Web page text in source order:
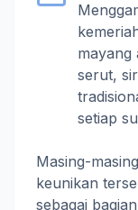
mayang
serut,
setiap
Masing-
keunikan
sebagai